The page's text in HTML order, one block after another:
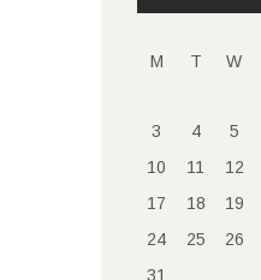
M T W
3
4 5
10
11 12
17
18 19
24
25 26
31